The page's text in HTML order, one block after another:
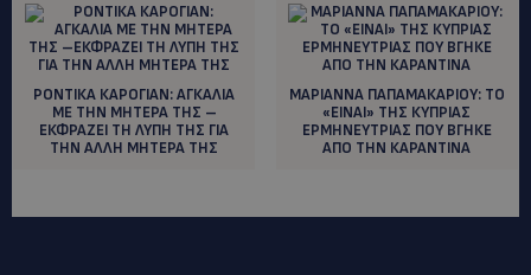
ΡΟΝΤΙΚΑ ΚΑΡΟΓΙΑΝ: AΓΚΑΛΙΑ
ΜΕ ΤΗΝ ΜΗΤΕΡΑ ΤΗΣ –
ΕΚΦΡΑΖΕΙ ΤΗ ΛΥΠΗ ΤΗΣ ΓΙΑ
ΤΗΝ ΑΛΛΗ ΜΗΤΕΡΑ ΤΗΣ
ΜΑΡΙΑΝΝΑ ΠΑΠΑΜΑΚΑΡΙΟΥ: ΤΟ
«ΕΙΝΑΙ» ΤΗΣ ΚΥΠΡΙΑΣ
ΕΡΜΗΝΕΥΤΡΙΑΣ ΠΟΥ ΒΓΗΚΕ
ΑΠΟ ΤΗΝ ΚΑΡΑΝΤΙΝΑ